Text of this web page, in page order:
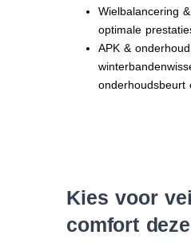
Wielbalancering
optimale
APK &
onderhoudsbeurt
Kies voor
comfort